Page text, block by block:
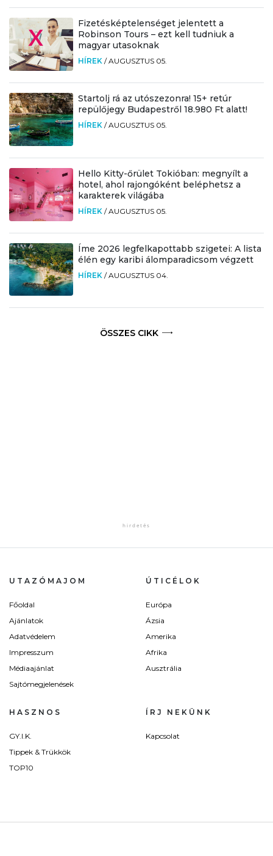
Fizetésképtelenséget jelentett a
Robinson Tours – ezt kell tudniuk a
magyar utasoknak
HÍREK /AUGUSZTUS 05.
Startolj rá az utószezonra! 15+ retúr
repülőjegy Budapestről 18.980 Ft alatt!
HÍREK /AUGUSZTUS 05.
Hello Kitty-őrület Tokióban: megnyílt a
hotel, ahol rajongóként beléphetsz a
karakterek világába
HÍREK /AUGUSZTUS 05.
Íme 2026 legfelkapottabb szigetei: A lista
élén egy karibi álomparadicsom végzett
HÍREK /AUGUSZTUS 04.
ÖSSZES CIKK
UTAZÓMAJOM
Főoldal
Ajánlatok
Adatvédelem
Impresszum
Médiaajánlat
Sajtómegjelenések
ÚTICÉLOK
Európa
Ázsia
Amerika
Afrika
Ausztrália
HASZNOS
GY.I.K.
Tippek & Trükkök
TOP10
ÍRJ NEKÜNK
Kapcsolat